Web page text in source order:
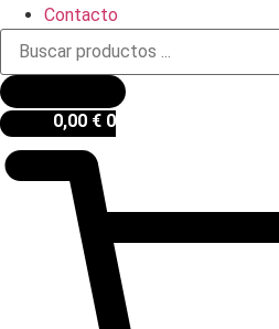
Contacto
Búsqueda
productos
0,00 € 0